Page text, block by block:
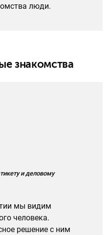
люди.
знакомства
и деловому
мы видим
человека.
решение с ним